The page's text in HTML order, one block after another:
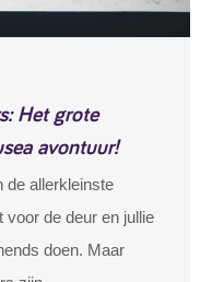
Het grote
avontuur!
de allerkleinste
de deur en jullie
doen. Maar